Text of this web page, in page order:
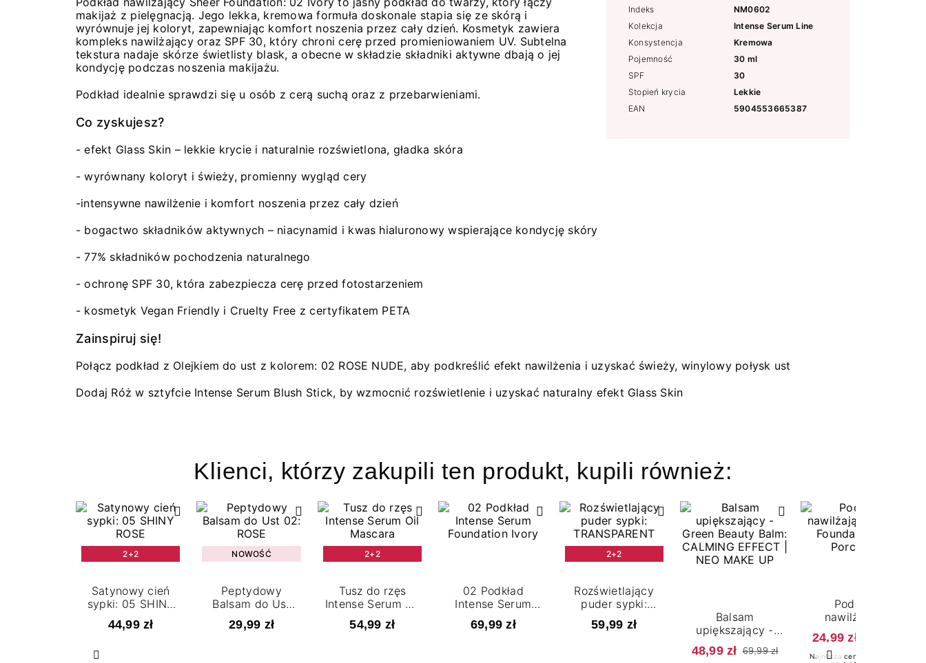
Indeks
NM0602
Kolekcja
Intense Serum Line
Konsystencja
Kremowa
Pojemność
30 ml
SPF
30
Stopień krycia
Lekkie
EAN
5904553665387
makijaż z pielęgnacją. Jego lekka, kremowa formuła doskonale stapia się ze skórą i
wyrównuje jej koloryt, zapewniając komfort noszenia przez cały dzień. Kosmetyk zawiera
kompleks nawilżający oraz SPF 30, który chroni cerę przed promieniowaniem UV. Subtelna
tekstura nadaje skórze świetlisty blask, a obecne w składzie składniki aktywne dbają o jej
kondycję podczas noszenia makijażu.
Podkład idealnie sprawdzi się u osób z cerą suchą oraz z przebarwieniami.
Co zyskujesz?
- efekt Glass Skin – lekkie krycie i naturalnie rozświetlona, gładka skóra
- wyrównany koloryt i świeży, promienny wygląd cery
-intensywne nawilżenie i komfort noszenia przez cały dzień
- bogactwo składników aktywnych – niacynamid i kwas hialuronowy wspierające kondycję skóry
- 77% składników pochodzenia naturalnego
- ochronę SPF 30, która zabezpiecza cerę przed fotostarzeniem
- kosmetyk Vegan Friendly i Cruelty Free z certyfikatem PETA
Zainspiruj się!
Połącz podkład z Olejkiem do ust z kolorem: 02 ROSE NUDE, aby podkreślić efekt nawilżenia i uzyskać świeży, winylowy połysk ust
Dodaj Róż w sztyfcie Intense Serum Blush Stick, by wzmocnić rozświetlenie i uzyskać naturalny efekt Glass Skin
Klienci, którzy zakupili ten produkt, kupili również:
2+2
Satynowy cień
sypki: 05 SHINY
44,99 zł
NOWOŚĆ
Peptydowy
Balsam do Ust
02: Rose
29,99 zł
2+2
Tusz do rzęs
Intense Serum Oil
Mascara
54,99 zł
02 Podkład
Intense Serum
Foundation Ivory
69,99 zł
2+2
Rozświetlający
puder sypki:
TRANSPARENT
59,99 zł
Balsam
upiększający -
Green Beauty
Balm: CALMING
48,99 zł 69,99 zł
Podkład
nawilżający
Sheer
Foundation: 01
Porcelain
24,99 zł
Najniższa cena z ostatnich